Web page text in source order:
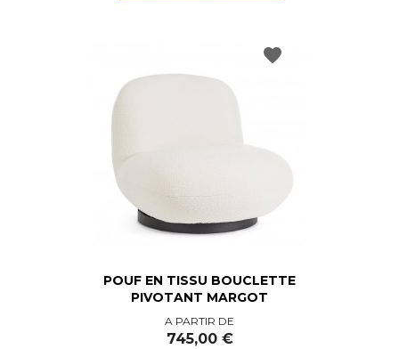
POUF EN TISSU BOUCLETTE
PIVOTANT MARGOT
Prix
A PARTIR DE
745,00 €
favorite